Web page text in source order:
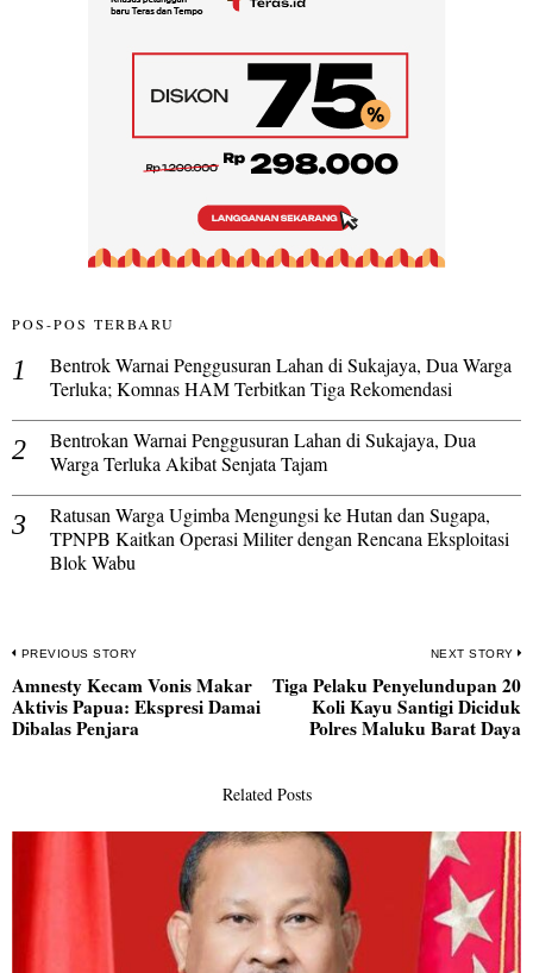
POS-POS TERBARU
Bentrok Warnai Penggusuran Lahan di Sukajaya, Dua Warga
Terluka; Komnas HAM Terbitkan Tiga Rekomendasi
Bentrokan Warnai Penggusuran Lahan di Sukajaya, Dua
Warga Terluka Akibat Senjata Tajam
Ratusan Warga Ugimba Mengungsi ke Hutan dan Sugapa,
TPNPB Kaitkan Operasi Militer dengan Rencana Eksploitasi
Blok Wabu
Navigasi
pos
PREVIOUS STORY
Previous
post:
Amnesty Kecam Vonis Makar
Aktivis Papua: Ekspresi Damai
Dibalas Penjara
NEXT STORY
Tiga Pelaku Penyelundupan 20
Koli Kayu Santigi Diciduk
Polres Maluku Barat Daya
Related Posts